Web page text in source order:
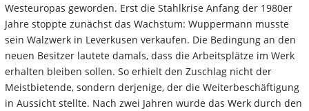
Westeuropas geworden. Erst die Stahlkrise Anfang der 1980er
Jahre stoppte zunächst das Wachstum: Wuppermann musste
sein Walzwerk in Leverkusen verkaufen. Die Bedingung an den
neuen Besitzer lautete damals, dass die Arbeitsplätze im Werk
erhalten bleiben sollen. So erhielt den Zuschlag nicht der
Meistbietende, sondern derjenige, der die Weiterbeschäftigung
in Aussicht stellte. Nach zwei Jahren wurde das Werk durch den